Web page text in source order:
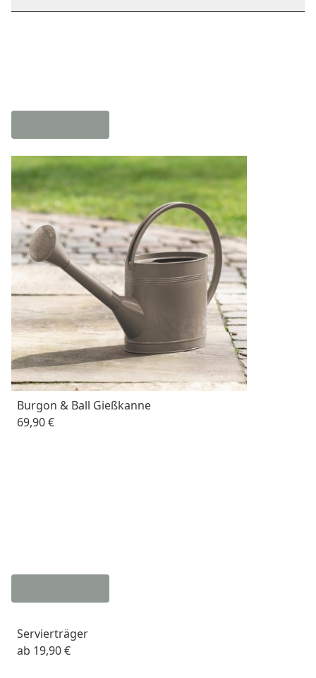
Burgon & Ball Gießkanne
69,90 €
Servierträger
ab 19,90 €